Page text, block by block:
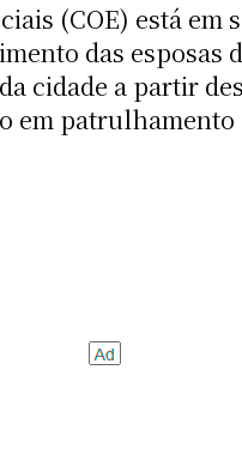
(COE) está
das
cidade a partir
em